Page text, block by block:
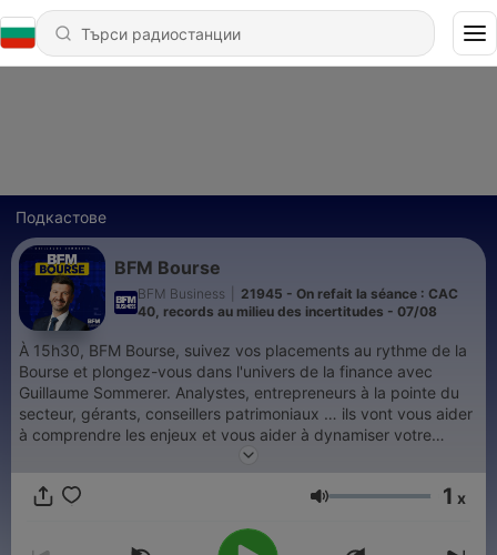
Подкастове
BFM Bourse
BFM Business
21945 - On refait la séance : CAC
40, records au milieu des incertitudes - 07/08
À 15h30, BFM Bourse, suivez vos placements au rythme de la
Bourse et plongez-vous dans l'univers de la finance avec
Guillaume Sommerer. Analystes, entrepreneurs à la pointe du
secteur, gérants, conseillers patrimoniaux … ils vont vous aider
à comprendre les enjeux et vous aider à dynamiser votre
portefeuille. Retrouvez l’émission du lundi au vendredi et
Сила на звука
1 x